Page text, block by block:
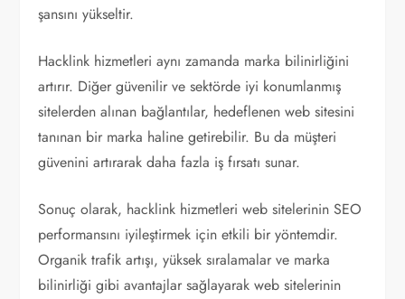
şansını yükseltir.
Hacklink hizmetleri aynı zamanda marka bilinirliğini
artırır. Diğer güvenilir ve sektörde iyi konumlanmış
sitelerden alınan bağlantılar, hedeflenen web sitesini
tanınan bir marka haline getirebilir. Bu da müşteri
güvenini artırarak daha fazla iş fırsatı sunar.
Sonuç olarak, hacklink hizmetleri web sitelerinin SEO
performansını iyileştirmek için etkili bir yöntemdir.
Organik trafik artışı, yüksek sıralamalar ve marka
bilinirliği gibi avantajlar sağlayarak web sitelerinin